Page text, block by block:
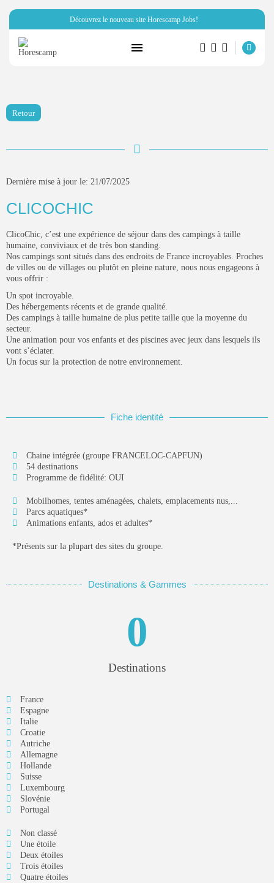
Découvrez le nouveau site Horescamp Jobs!
ARTICLES RÉCENTS
Miraï vous parle de son club...
Horescamp Jobs: recrutement dans
les métiers...
Campings
FnB Concept: la solution de
POPULAIRES!
Hôtellerie
19 Articles
14 Articles
Résidences de tourisme
DERNIERS AVIS
4.2
Technologies
PAR HORESCAMP 29 MARS 2025
PAR WILLY 20 DÉCEMBRE 2021
SUIVEZ HORESCAMP
Retour
Dernière mise à jour le: 21/07/2025
CLICOCHIC
ClicoChic, c’est une expérience de séjour dans des campings à taille
humaine, conviviaux et de très bon standing.
Nos campings sont situés dans des endroits de France incroyables. Proches
de villes ou de villages ou plutôt en pleine nature, nous nous engageons à
vous offrir :
Un spot incroyable.
Des hébergements récents et de grande qualité.
Des campings à taille humaine de plus petite taille que la moyenne du
secteur.
Une animation pour vos enfants et des piscines avec jeux dans lesquels ils
vont s’éclater.
Un focus sur la protection de notre environnement.
Fiche identité
Chaine intégrée (groupe FRANCELOC-CAPFUN)
54 destinations
Programme de fidélité: OUI
Mobilhomes, tentes aménagées, chalets, emplacements nus,...
Parcs aquatiques*
Animations enfants, ados et adultes*
*Présents sur la plupart des sites du groupe.
Destinations & Gammes
Destinations
0
France
Espagne
Italie
Croatie
Autriche
Allemagne
Hollande
Suisse
Luxembourg
Slovénie
Portugal
Non classé
Une étoile
Deux étoiles
Trois étoiles
Quatre étoiles